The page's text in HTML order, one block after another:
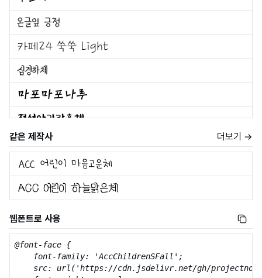
같은 제작사 더보기 →
웹폰트로 사용
@font-face {
    font-family: 'AccChildrenSFall';
src: url('https://cdn.jsdelivr.net/gh/